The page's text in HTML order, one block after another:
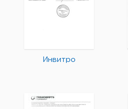
Инвитро